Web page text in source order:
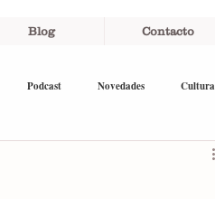
Blog Contacto
Podcast Novedades Cultura